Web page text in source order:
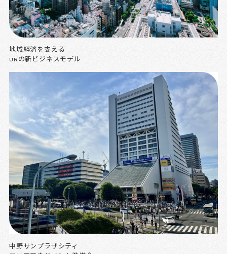
地域経済を支える
URの新ビジネスモデル
中野サンプラザシティ